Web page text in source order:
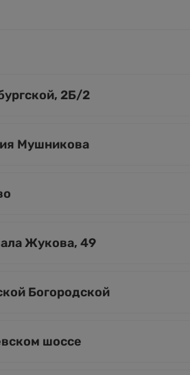
2Б/2
Мушникова
Жукова, 49
Богородской
шоссе